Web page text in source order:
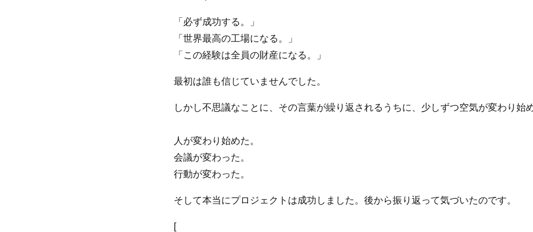
「必ず成功する。」
「世界最高の工場になる。」
「この経験は全員の財産になる。」
最初は誰も信じていませんでした。
しかし不思議なことに、その言葉が繰り返されるうちに、少しずつ空気が変わり始
人が変わり始めた。
会議が変わった。
行動が変わった。
そして本当にプロジェクトは成功しました。後から振り返って気づいたのです。
[